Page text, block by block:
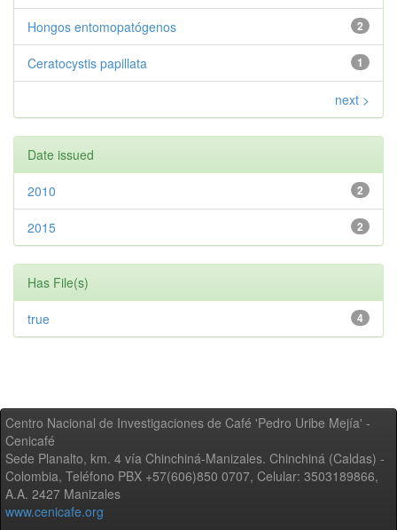
2
Hongos entomopatógenos
1
Ceratocystis papillata
next >
Date issued
2
2010
2
2015
Has File(s)
4
true
Centro Nacional de Investigaciones de Café 'Pedro Uribe Mejía' -
Cenicafé
Sede Planalto, km. 4 vía Chinchiná-Manizales. Chinchiná (Caldas) -
Colombia, Teléfono PBX +57(606)850 0707, Celular: 3503189866,
A.A. 2427 Manizales
www.cenicafe.org